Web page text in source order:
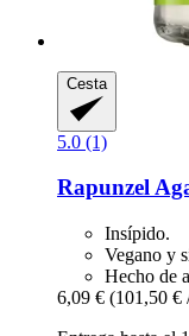
Cesta
5.0 (1)
Rapunzel
Insípido.
Vegano y
Hecho de
6,09 € (101,50 €